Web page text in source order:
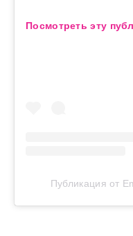
Посмотреть эту
Публикация от